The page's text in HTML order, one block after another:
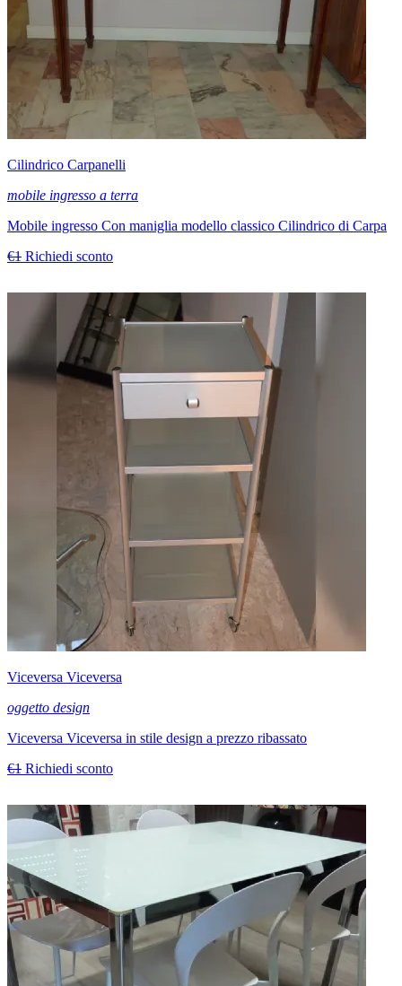
Cilindrico Carpanelli
mobile ingresso a terra
Mobile ingresso Con maniglia modello classico Cilindrico di Carpa
€1 Richiedi sconto
Viceversa Viceversa
oggetto design
Viceversa Viceversa in stile design a prezzo ribassato
€1 Richiedi sconto